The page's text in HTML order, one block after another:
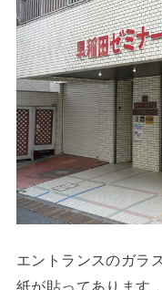
エントランスのガラ
紙が貼ってあります。